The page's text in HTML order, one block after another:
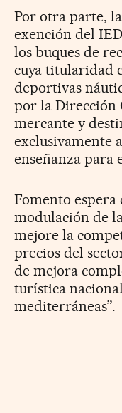
Por otra parte,
exención del
los buques de
cuya titularidad
deportivas
por la Dirección
mercante y
exclusivamente
enseñanza para
Fomento espera
modulación de
mejore la
precios del
de mejora
turística
mediterráneas”.